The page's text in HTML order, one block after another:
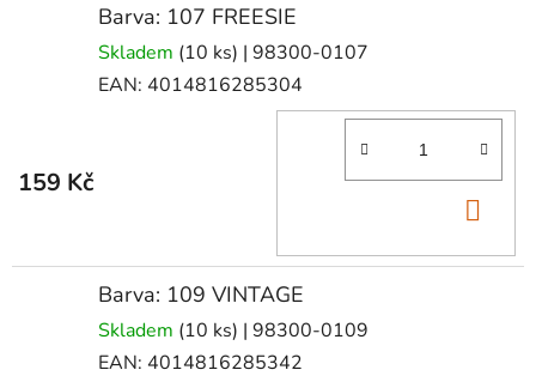
Barva: 107 FREESIE
Skladem (10 ks) | 98300-0107
EAN: 4014816285304
159 Kč
Barva: 109 VINTAGE
Skladem (10 ks) | 98300-0109
EAN: 4014816285342